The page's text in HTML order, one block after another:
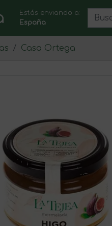
Estás enviando a:
España
Casa Ortega